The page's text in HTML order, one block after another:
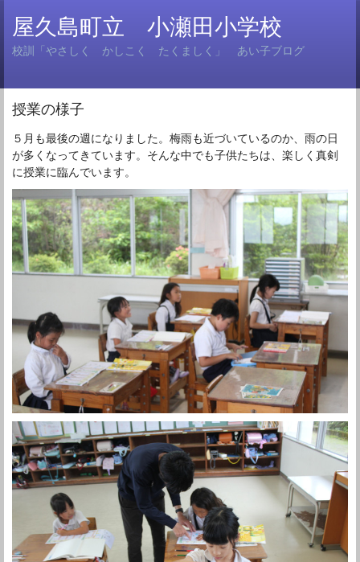
屋久島町立 小瀬田小学校
校訓「やさしく かしこく たくましく」 あい子ブログ
授業の様子
５月も最後の週になりました。梅雨も近づいているのか、雨の日
が多くなってきています。そんな中でも子供たちは、楽しく真剣
に授業に臨んでいます。